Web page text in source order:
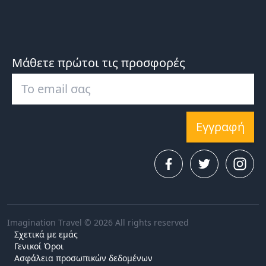
Μάθετε πρώτοι τις προσφορές
Εγγραφή
Imagination Travel © 2026 All rights reserved
Σχετικά με εμάς
Γενικοί Όροι
Ασφάλεια προσωπικών δεδομένων